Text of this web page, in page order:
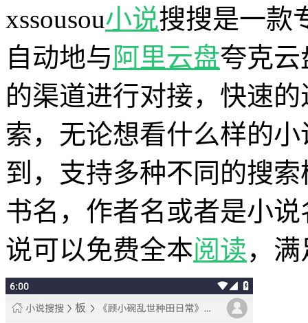
xssousou小说搜搜是一款
自动地与 阿里云盘夸克
的渠道进行对接，快速
索，无论想看什么样的
到，支持多种不同的搜
书名，作者名或者是小
说可以免费全本阅读，